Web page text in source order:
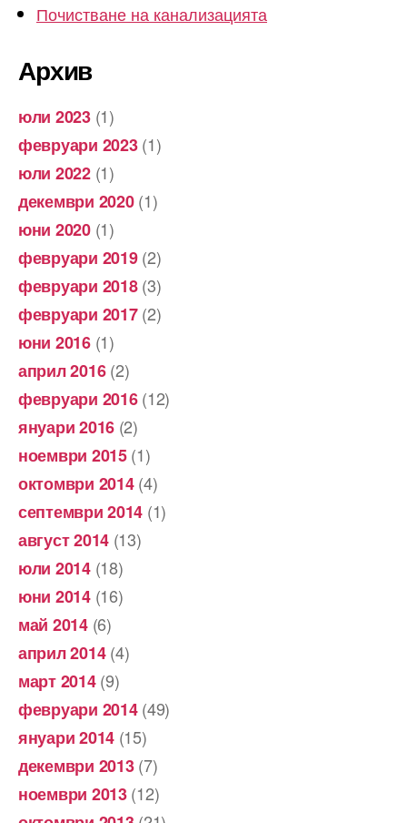
Почистване на канализацията
Архив
юли 2023(1)
февруари 2023(1)
юли 2022(1)
декември 2020(1)
юни 2020(1)
февруари 2019(2)
февруари 2018(3)
февруари 2017(2)
юни 2016(1)
април 2016(2)
февруари 2016(12)
януари 2016 (2)
ноември 2015(1)
октомври 2014(4)
септември 2014 (1)
август 2014 (13)
юли 2014(18)
юни 2014(16)
май 2014(6)
април 2014(4)
март 2014(9)
февруари 2014(49)
януари 2014 (15)
декември 2013(7)
ноември 2013(12)